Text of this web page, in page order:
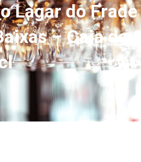
Lagar do Frade
– Caja de